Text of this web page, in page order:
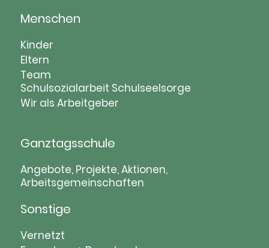
Menschen
Navigation
überspringen
Kinder
Eltern
Team
Schulsozialarbeit Schulseelsorge
Wir als Arbeitgeber
Ganztagsschule
Navigation
überspringen
Angebote, Projekte, Aktionen,
Arbeitsgemeinschaften
Sonstige
Navigation
Vernetzt